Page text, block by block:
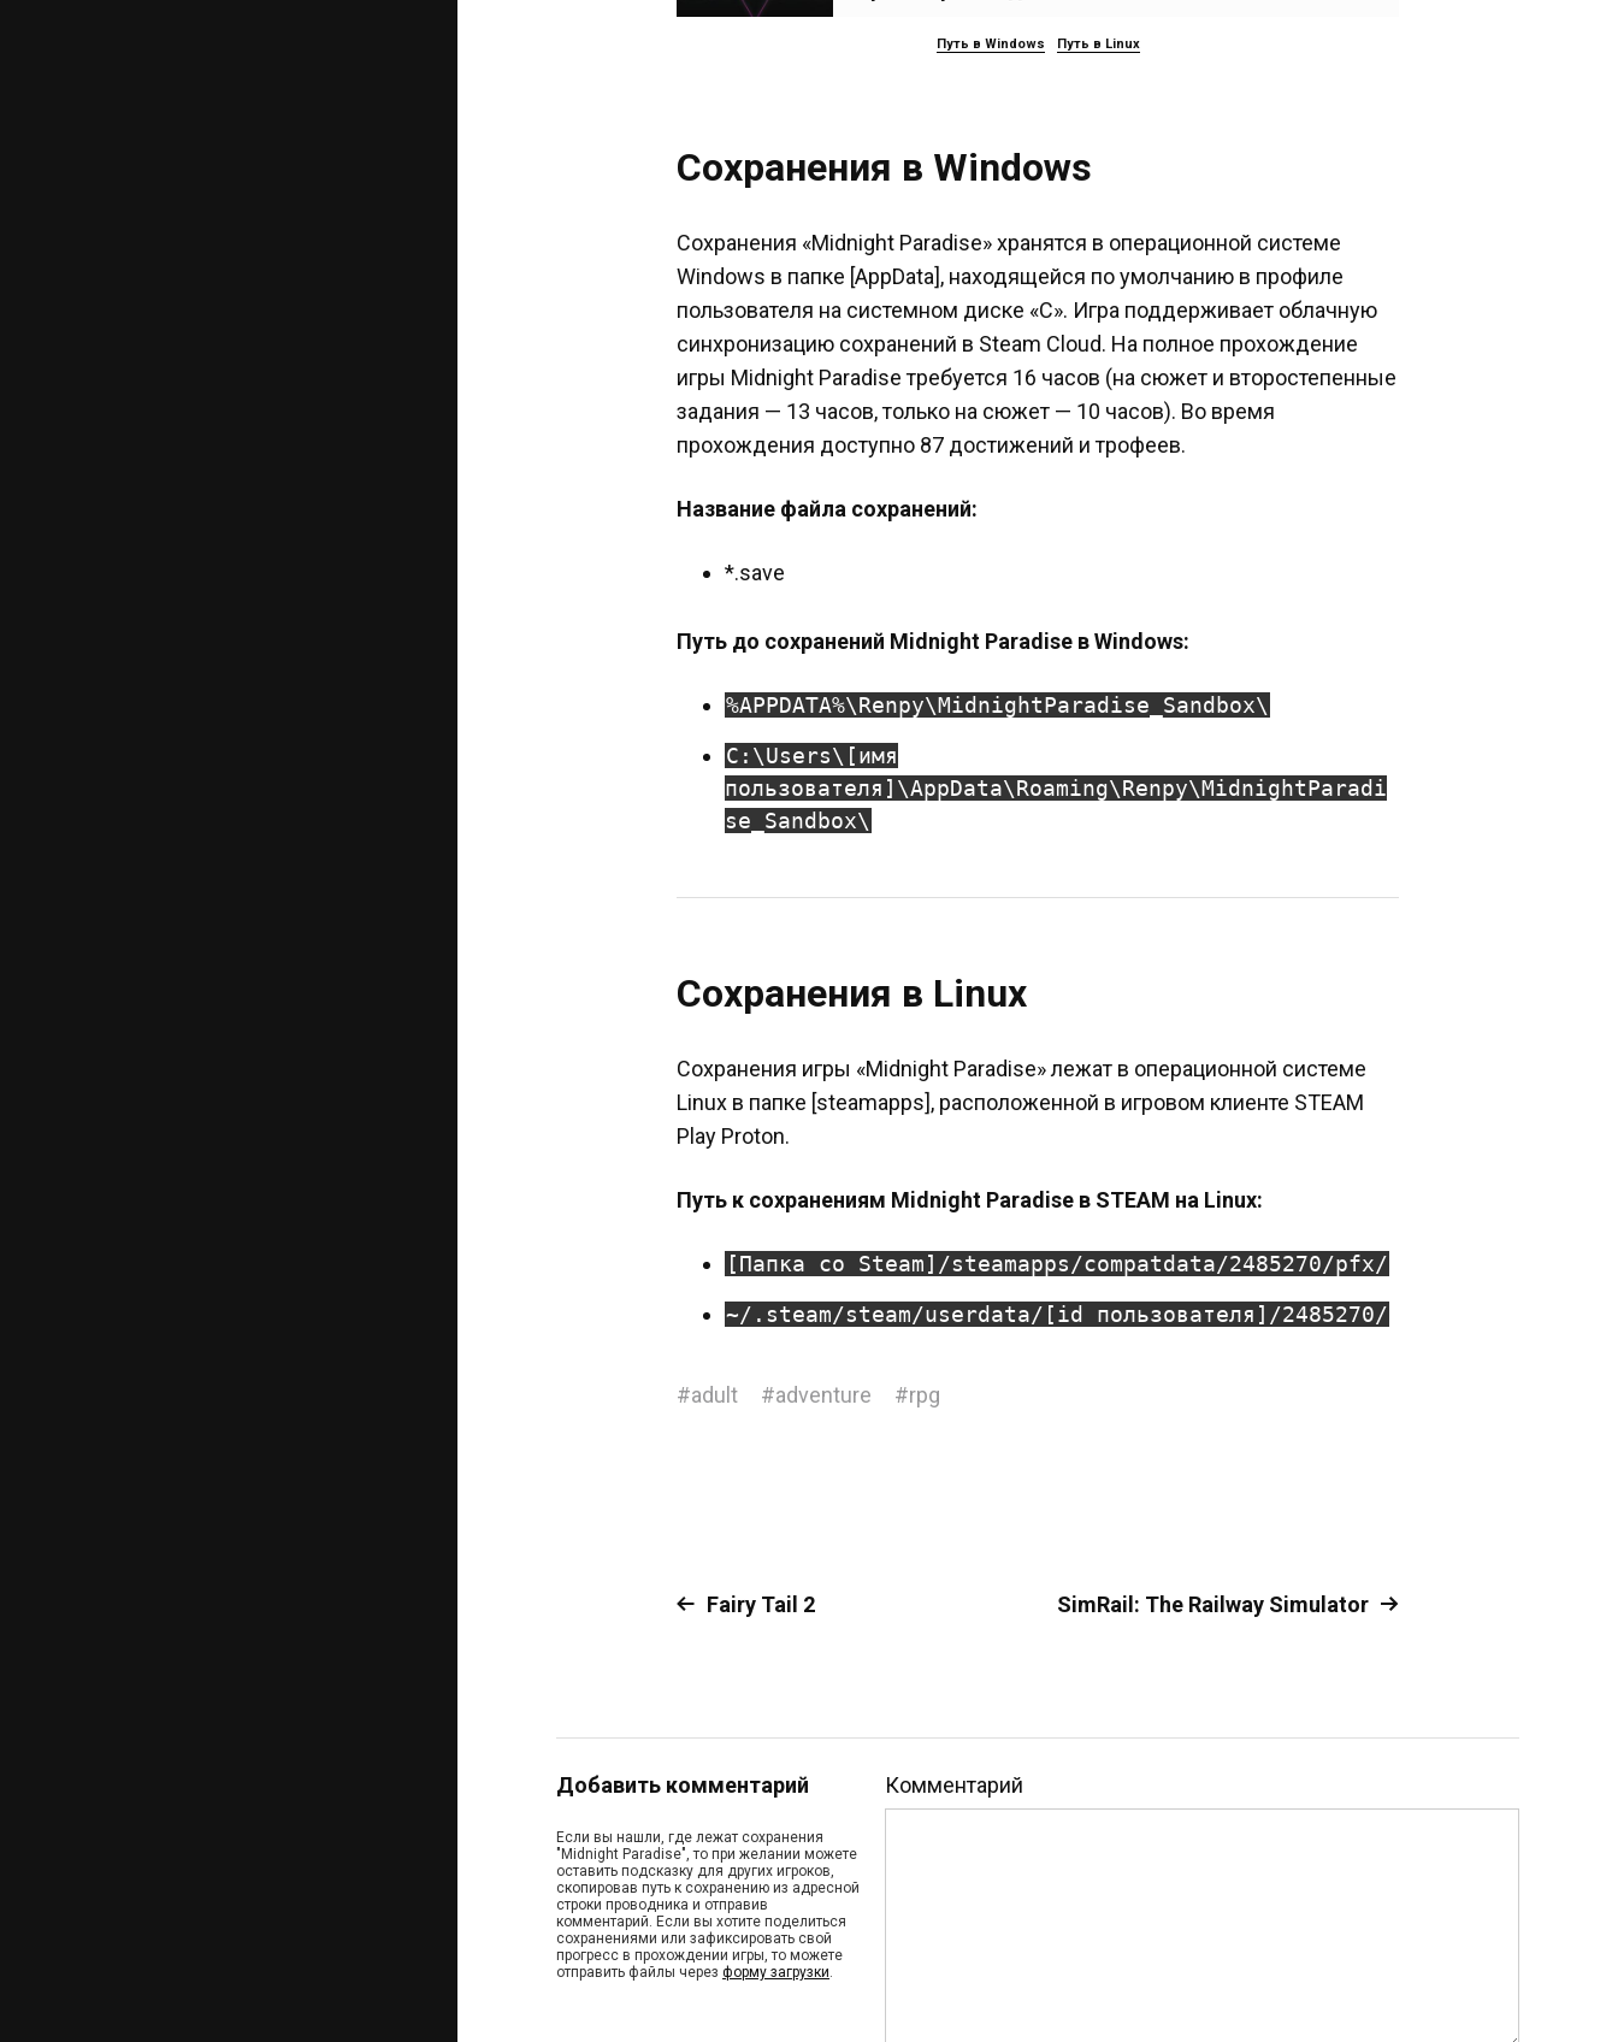
Путь в Windows Путь в Linux
Сохранения в Windows
Сохранения «Midnight Paradise» хранятся в операционной системе
Windows в папке [AppData], находящейся по умолчанию в профиле
пользователя на системном диске «C». Игра поддерживает облачную
синхронизацию сохранений в Steam Cloud. На полное прохождение
игры Midnight Paradise требуется 16 часов (на сюжет и второстепенные
задания — 13 часов, только на сюжет — 10 часов). Во время
прохождения доступно 87 достижений и трофеев.
Название файла сохранений:
*.save
Путь до сохранений Midnight Paradise в Windows:
%APPDATA%\Renpy\MidnightParadise_Sandbox\
C:\Users\[имя
пользователя]\AppData\Roaming\Renpy\MidnightParadi
se_Sandbox\
Сохранения в Linux
Сохранения игры «Midnight Paradise» лежат в операционной системе
Linux в папке [steamapps], расположенной в игровом клиенте STEAM
Play Proton.
Путь к сохранениям Midnight Paradise в STEAM на Linux:
[Папка со Steam]/steamapps/compatdata/2485270/pfx/
~/.steam/steam/userdata/[id пользователя]/2485270/
#adult #adventure #rpg
Fairy Tail 2 SimRail: The Railway Simulator
Добавить комментарий
Если вы нашли, где лежат сохранения
"Midnight Paradise", то при желании можете
оставить подсказку для других игроков,
скопировав путь к сохранению из адресной
строки проводника и отправив
комментарий. Если вы хотите поделиться
сохранениями или зафиксировать свой
прогресс в прохождении игры, то можете
отправить файлы через форму загрузки.
Комментарий